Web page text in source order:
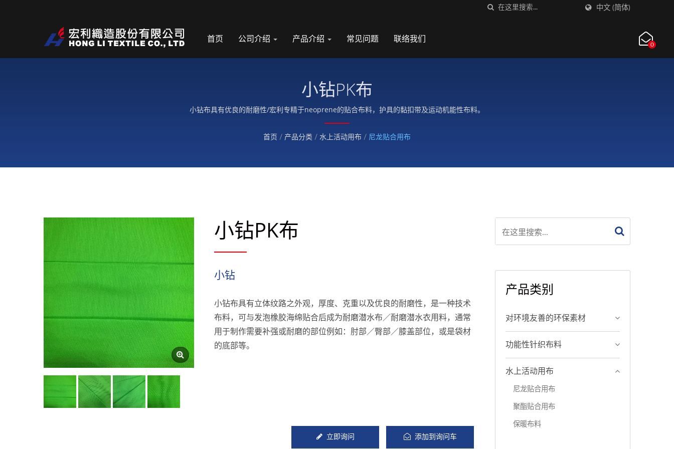
中文 (简体)
首页 公司介绍 产品介绍 常见问题 联络我们
0
小钻PK布
小钻布具有优良的耐磨性/宏利专精于neoprene的贴合布料，护具的黏扣带及运动机能性布料。
首页 / 产品分类 / 水上活动用布 / 尼龙贴合用布
小钻PK布
小钻
小钻布具有立体纹路之外观，厚度、克重以及优良的耐磨性，是一种技术
布料，可与发泡橡胶海绵贴合后成为耐磨潜水布／耐磨潜水衣用料，通常
用于制作需要补强或耐磨的部位例如：肘部／臀部／膝盖部位，或是袋材
的底部等。
添加到询问车
立即询问
产品类别
对环境友善的环保素材
功能性针织布料
水上活动用布
尼龙贴合用布
聚酯贴合用布
保暖布料